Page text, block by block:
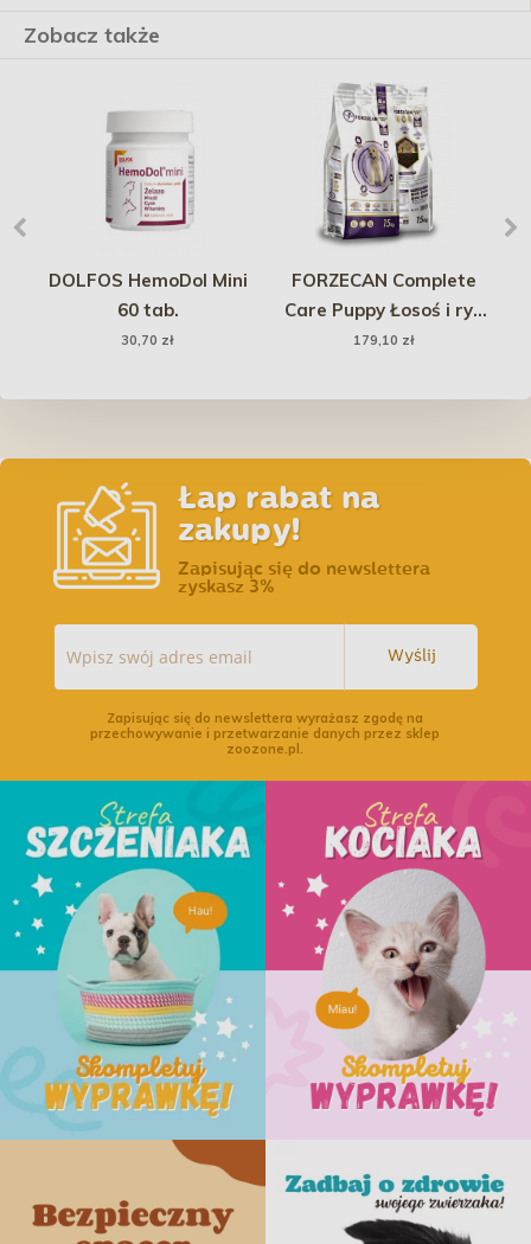
Zobacz także
DOLFOS HemoDol Mini
60 tab.
30,70 zł
FORZECAN Complete
Care Puppy Łosoś i ryż
15kg
179,10 zł
Łap rabat na
zakupy!
Zapisując się do newslettera
zyskasz 3%
Wyślij
Zapisując się do newslettera wyrażasz zgodę na
przechowywanie i przetwarzanie danych przez sklep
zoozone.pl.